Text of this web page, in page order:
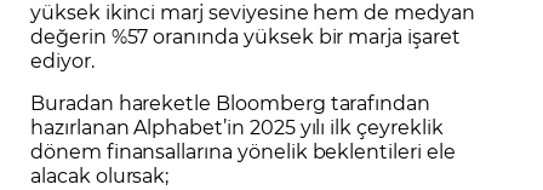
yüksek ikinci marj seviyesine hem de medyan
değerin %57 oranında yüksek bir marja işaret
ediyor.
Buradan hareketle Bloomberg tarafından
hazırlanan Alphabet’in 2025 yılı ilk çeyreklik
dönem finansallarına yönelik beklentileri ele
alacak olursak;